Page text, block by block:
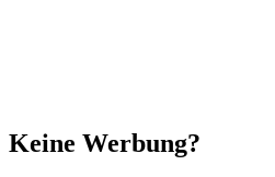
Schließen
Keine Werbung?